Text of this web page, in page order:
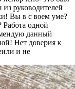
руководителей
Вы в с воем уме?
Работа одной
данный
Нет доверия к
и не